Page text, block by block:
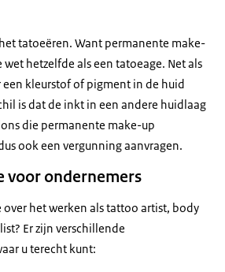
tatoeëren. Want permanente make-
wet hetzelfde als een tatoeage. Net als
kleurstof of pigment in de huid
is dat de inkt in een andere huidlaag
die permanente make-up
ook een vergunning aanvragen.
voor ondernemers
het werken als tattoo artist, body
Er zijn verschillende
u terecht kunt: